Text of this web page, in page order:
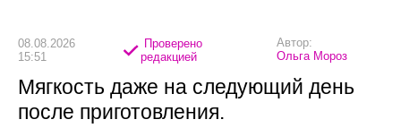
08.08.2026
15:51
Проверено
редакцией
Автор:
Ольга Мороз
Мягкость даже на следующий день
после приготовления.